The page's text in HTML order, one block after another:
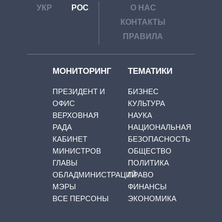
УКР РОС
О НАС
КОНТАКТЫ
ПРАВИЛА
МОНИТОРИНГ
ПРЕЗИДЕНТ И
ОФИС
ВЕРХОВНАЯ
РАДА
КАБИНЕТ
МИНИСТРОВ
ГЛАВЫ
ОБЛАДМИНИСТРАЦИЙ
МЭРЫ
ВСЕ ПЕРСОНЫ
ТЕМАТИКИ
БИЗНЕС
КУЛЬТУРА
НАУКА
НАЦИОНАЛЬНАЯ
БЕЗОПАСНОСТЬ
ОБЩЕСТВО
ПОЛИТИКА
ПРАВО
ФИНАНСЫ
ЭКОНОМИКА